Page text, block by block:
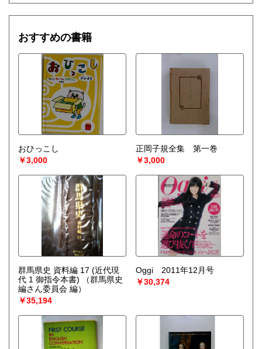
おすすめの書籍
おひっこし
￥3,000
正岡子規全集 第一巻
￥3,000
群馬県史 資料編 17 (近代現
代 1 御指令本書)
（群馬県史
編さん委員会 編）
￥35,194
Oggi 2011年12月号
￥30,374